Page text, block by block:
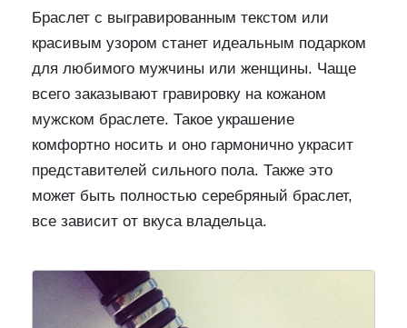
Браслет с выгравированным текстом или
красивым узором станет идеальным подарком
для любимого мужчины или женщины. Чаще
всего заказывают гравировку на кожаном
мужском браслете. Такое украшение
комфортно носить и оно гармонично украсит
представителей сильного пола. Также это
может быть полностью серебряный браслет,
все зависит от вкуса владельца.